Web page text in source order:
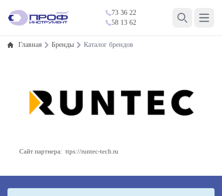
73 36 22
58 13 62
Open
Главная Бренды Каталог брендов
Сайт партнера: ttps://runtec-tech.ru